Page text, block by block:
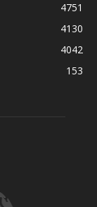
4751
4130
4042
153